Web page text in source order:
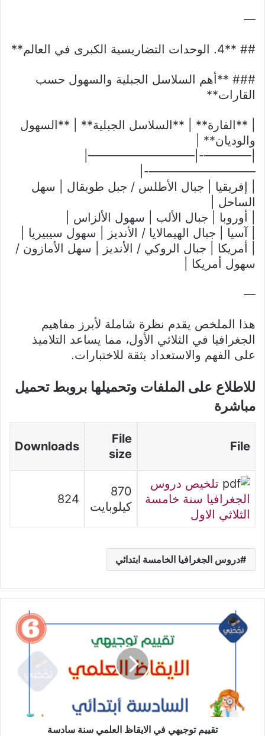
—
## **4. الوحدات التضاريسية الكبرى في العالم**
### **أهم السلاسل الجبلية والسهول حسب
القارات**
| **القارة** | **السلاسل الجبلية** | **السهول
والوديان** |
|————-|—————————|
—————————-|
| إفريقيا | جبال الأطلس / جبل طوبقال | سهل
الساحل |
| أوروبا | جبال الألب | سهول الألزاس |
| آسيا | جبال الهيمالايا / الأنديز | سهول سيبيريا |
| أمريكا | جبال الروكي / الأنديز | سهل الأمازون /
سهول أمريكا |
—
هذا الملخص يقدم نظرة شاملة لأبرز مفاهيم
الجغرافيا في الثلاثي الأول، مما يساعد التلاميذ
على الفهم والاستعداد بثقة للاختبارات.
للاطلاع على الملفات وتحميلها بروبط تحميل
مباشرة
File
File
size
Downloads
تلخيص دروس
الجغرافيا سنة خامسة
الثلاثي الاول
870
كيلوبايت
824
دروس الجغرافيا الخامسة ابتدائي
تقييم
توجيهي
سادسة
تقييم توجيهي في الايقاظ العلمي سنة سادسة